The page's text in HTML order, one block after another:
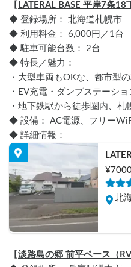
【 LATERAL BASE 平岸7条18
◆ 登録場所： 北海道札幌市
◆ 利用料金： 6,000円／1台
◆ 駐車可能台数： 2台
◆ 特長／魅力：
・大型車両もOKな、都市型
・EV充電・ダンプステーシ
・地下鉄駅から徒歩圏内、札
◆ 設備： AC電源、フリー
◆ 詳細情報：
【大
北
【 淡路島の郷 前平ベース（RV